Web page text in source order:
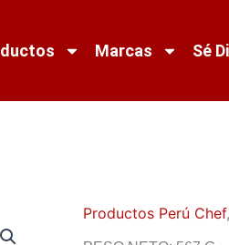
Marcas Sé
Productos Perú Chef,